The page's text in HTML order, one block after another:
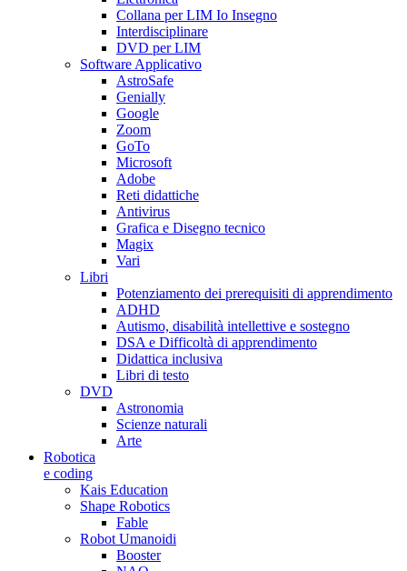
Collana per LIM Io Insegno
Interdisciplinare
DVD per LIM
Software Applicativo
AstroSafe
Genially
Google
Zoom
GoTo
Microsoft
Adobe
Reti didattiche
Antivirus
Grafica e Disegno tecnico
Magix
Vari
Libri
Potenziamento dei prerequisiti di apprendimento
ADHD
Autismo, disabilità intellettive e sostegno
DSA e Difficoltà di apprendimento
Didattica inclusiva
Libri di testo
DVD
Astronomia
Scienze naturali
Arte
Robotica
e coding
Kais Education
Shape Robotics
Fable
Robot Umanoidi
Booster